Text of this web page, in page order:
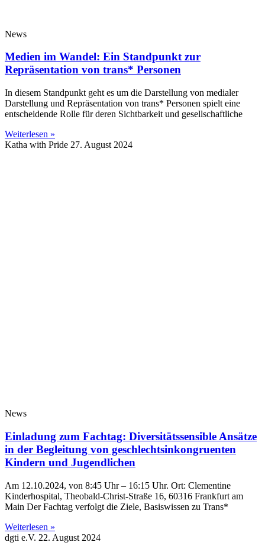
News
Medien im Wandel: Ein Standpunkt zur
Repräsentation von trans* Personen
In diesem Standpunkt geht es um die Darstellung von medialer
Darstellung und Repräsentation von trans* Personen spielt eine
entscheidende Rolle für deren Sichtbarkeit und gesellschaftliche
Weiterlesen »
Katha with Pride 27. August 2024
News
Einladung zum Fachtag: Diversitätssensible Ansätze
in der Begleitung von geschlechtsinkongruenten
Kindern und Jugendlichen
Am 12.10.2024, von 8:45 Uhr – 16:15 Uhr. Ort: Clementine
Kinderhospital, Theobald-Christ-Straße 16, 60316 Frankfurt am
Main Der Fachtag verfolgt die Ziele, Basiswissen zu Trans*
Weiterlesen »
dgti e.V. 22. August 2024